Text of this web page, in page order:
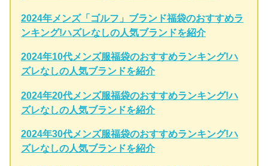
2024年メンズ「ゴルフ」ブランド福袋のおすすめラ
ンキング!ハズレなしの人気ブランドを紹介
2024年10代メンズ服福袋のおすすめランキング!ハ
ズレなしの人気ブランドを紹介
2024年20代メンズ服福袋のおすすめランキング!ハ
ズレなしの人気ブランドを紹介
2024年30代メンズ服福袋のおすすめランキング!ハ
ズレなしの人気ブランドを紹介